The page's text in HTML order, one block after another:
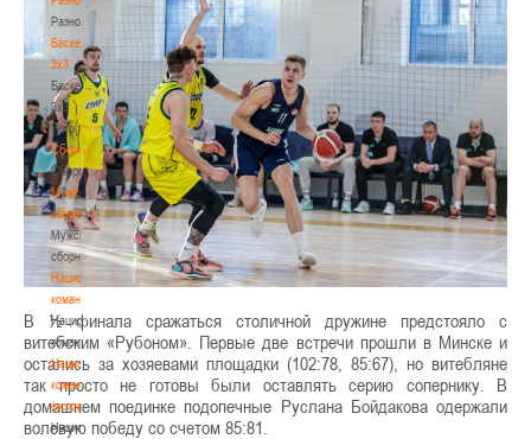
Разное
Баскетбол
3х3
Баскетбол
3х3
Лого[modid=121]
Сборные
Сборные
Мужские
сборные
Мужские
сборные
Национальная
команда
Национальная
команда
Национальная
команда
(история)
Национальная
В ½ финала сражаться столичной дружине предстояло с
витебским «Рубоном». Первые две встречи прошли в Минске и
остались за хозяевами площадки (102:78, 85:67), но витебляне
так просто не готовы были оставлять серию сопернику. В
домашнем поединке подопечные Руслана Бойдакова одержали
волевую победу со счетом 85:81.